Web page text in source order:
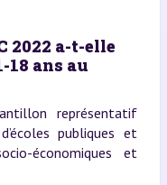
2022 a-t-elle
18 ans au
représentatif
publiques et
économiques et